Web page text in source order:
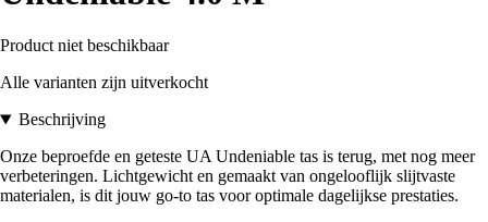
Product niet beschikbaar
Alle varianten zijn uitverkocht
Beschrijving
Onze beproefde en geteste UA Undeniable tas is terug, met nog meer
verbeteringen. Lichtgewicht en gemaakt van ongelooflijk slijtvaste
materialen, is dit jouw go-to tas voor optimale dagelijkse prestaties.